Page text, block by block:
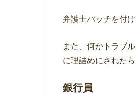
弁護士バッチを付
また、何かトラブ
に理詰めにされた
銀行員